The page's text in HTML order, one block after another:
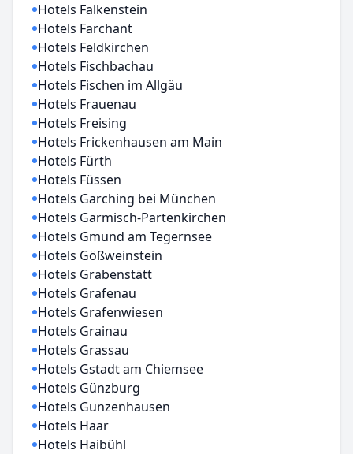
Hotels Falkenstein
Hotels Farchant
Hotels Feldkirchen
Hotels Fischbachau
Hotels Fischen im Allgäu
Hotels Frauenau
Hotels Freising
Hotels Frickenhausen am Main
Hotels Fürth
Hotels Füssen
Hotels Garching bei München
Hotels Garmisch-Partenkirchen
Hotels Gmund am Tegernsee
Hotels Gößweinstein
Hotels Grabenstätt
Hotels Grafenau
Hotels Grafenwiesen
Hotels Grainau
Hotels Grassau
Hotels Gstadt am Chiemsee
Hotels Günzburg
Hotels Gunzenhausen
Hotels Haar
Hotels Haibühl